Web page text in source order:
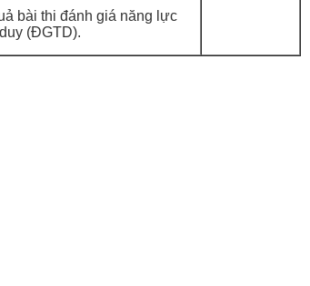
bài thi đánh giá năng lực
(ĐGTD).